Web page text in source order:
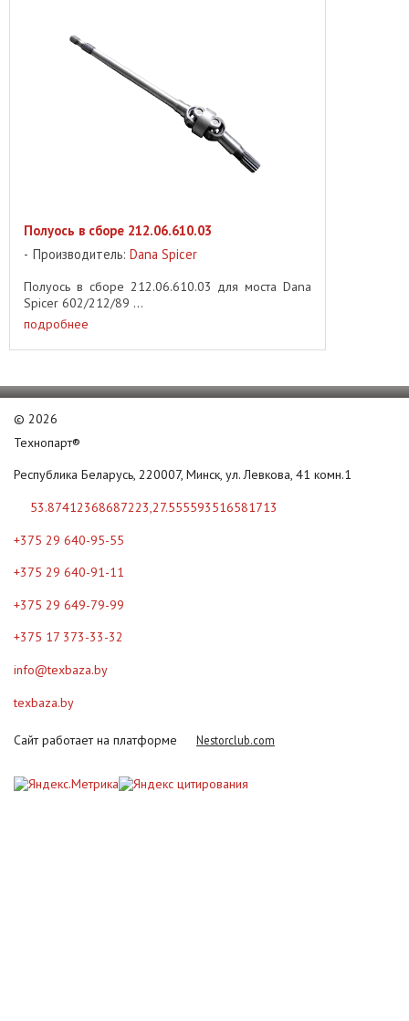
Полуось в сборе 212.06.610.03
Производитель: Dana Spicer
Полуось в сборе 212.06.610.03 для моста Dana
Spicer 602/212/89 ...
подробнее
© 2026
Технопарт®
Республика Беларусь, 220007, Минск, ул. Левкова, 41 комн.1
53.87412368687223,27.555593516581713
+375 29 640-95-55
+375 29 640-91-11
+375 29 649-79-99
+375 17 373-33-32
info@texbaza.by
texbaza.by
Сайт работает на платформе Nestorclub.com